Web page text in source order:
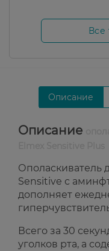
Все
Описание
Описание
Ополаскиватель
Sensitive с
дополняет
Всего за 30
уголков рта, а